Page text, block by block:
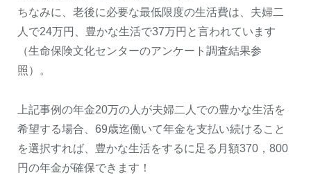
ちなみに、老後に必要な最低限度の生活費は、夫婦二
人で24万円、豊かな生活で37万円と言われています
（生命保険文化センターのアンケート調査結果参
照）。
上記事例の年金20万の人が夫婦二人での豊かな生活を
希望する場合、69歳迄働いて年金を支払い続けること
を選択すれば、豊かな生活をするに足る月額370，800
円の年金が確保できます！